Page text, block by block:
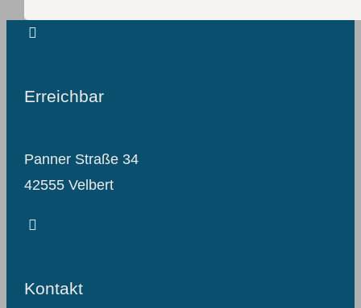
Erreichbar
Panner Straße 34
42555 Velbert
Kontakt